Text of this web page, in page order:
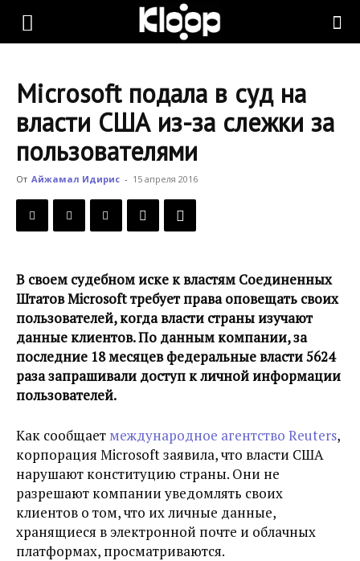
KLOOP.KG
Новости
Кыргызстана
Microsoft подала в суд на
власти США из-за слежки за
пользователями
От Айжамал Идирис - 15 апреля 2016
В своем судебном иске к властям Соединенных
Штатов Microsoft требует права оповещать своих
пользователей, когда власти страны изучают
данные клиентов. По данным компании, за
последние 18 месяцев федеральные власти 5624
раза запрашивали доступ к личной информации
пользователей.
Как сообщает международное агентство Reuters,
корпорация Microsoft заявила, что власти США
нарушают конституцию страны. Они не
разрешают компании уведомлять своих
клиентов о том, что их личные данные,
хранящиеся в электронной почте и облачных
платформах, просматриваются.